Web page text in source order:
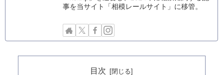
事を当サイト「相模レールサイト」に移管。
目次